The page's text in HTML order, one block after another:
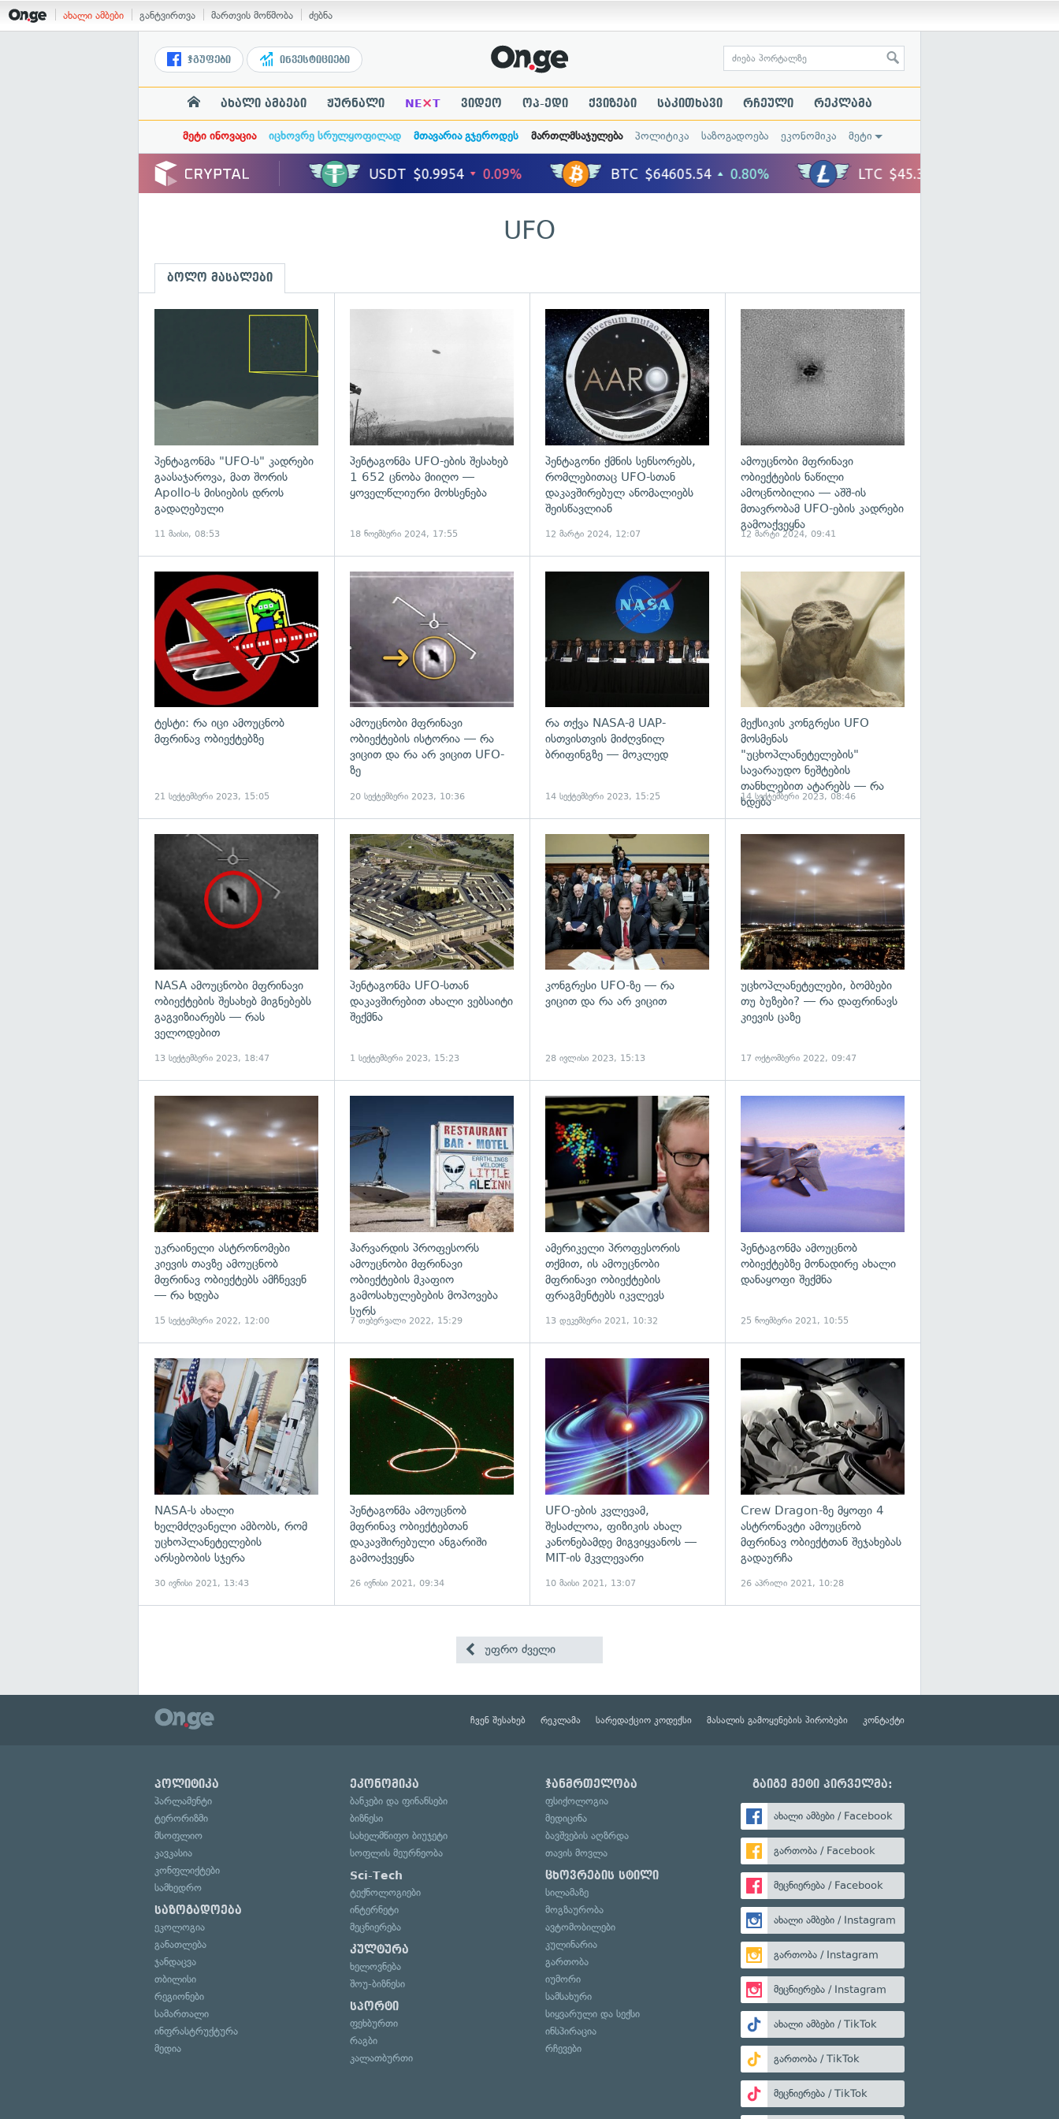
ახალი ამბები განტვირთვა მართვის მოწმობა ძებნა
ჯგუფები ინვესტიციები
ახალი ამბები ჟურნალი NE×T ვიდეო ოპ-ედი ქვიზები საკითხავი რჩეული რეკლამა
მეტი ინოვაცია იცხოვრე სრულყოფილად მთავარია გჯეროდეს მართლმსაჯულება პოლიტიკა საზოგადოება ეკონომიკა მეტი
UFO
ბოლო მასალები
პენტაგონმა "UFO-ს" კადრები
გაასაჯაროვა, მათ შორის
Apollo-ს მისიების დროს
გადაღებული
11 მაისი, 08:53
გადახედვა
პენტაგონმა UFO-ების შესახებ
1 652 ცნობა მიიღო —
ყოველწლიური მოხსენება
18 ნოემბერი 2024, 17:55
გადახედვა
პენტაგონი ქმნის სენსორებს,
რომლებითაც UFO-სთან
დაკავშირებულ ანომალიებს
შეისწავლიან
12 მარტი 2024, 12:07
ამოუცნობი მფრინავი
ობიექტების ნაწილი
ამოცნობილია — აშშ-ის
მთავრობამ UFO-ების კადრები
გამოაქვეყნა
12 მარტი 2024, 09:41
ტესტი: რა იცი ამოუცნობ
მფრინავ ობიექტებზე
21 სექტემბერი 2023, 15:05
ამოუცნობი მფრინავი
ობიექტების ისტორია — რა
ვიცით და რა არ ვიცით UFO-
ზე
20 სექტემბერი 2023, 10:36
გადახედვა
რა თქვა NASA-მ UAP-
ისთვისთვის მიძღვნილ
ბრიფინგზე — მოკლედ
14 სექტემბერი 2023, 15:25
მექსიკის კონგრესი UFO
მოსმენას
"უცხოპლანეტელების"
სავარაუდო ნეშტების
თანხლებით ატარებს — რა
ხდება
14 სექტემბერი 2023, 08:46
გადახედვა
NASA ამოუცნობი მფრინავი
ობიექტების შესახებ მიგნებებს
გაგვიზიარებს — რას
ველოდებით
13 სექტემბერი 2023, 18:47
პენტაგონმა UFO-სთან
დაკავშირებით ახალი ვებსაიტი
შექმნა
1 სექტემბერი 2023, 15:23
კონგრესი UFO-ზე — რა
ვიცით და რა არ ვიცით
28 ივლისი 2023, 15:13
უცხოპლანეტელები, ბომბები
თუ ბუზები? — რა დაფრინავს
კიევის ცაზე
17 ოქტომბერი 2022, 09:47
უკრაინელი ასტრონომები
კიევის თავზე ამოუცნობ
მფრინავ ობიექტებს ამჩნევენ
— რა ხდება
15 სექტემბერი 2022, 12:00
გადახედვა
ჰარვარდის პროფესორს
ამოუცნობი მფრინავი
ობიექტების მკაფიო
გამოსახულებების მოპოვება
სურს
7 თებერვალი 2022, 15:29
ამერიკელი პროფესორის
თქმით, ის ამოუცნობი
მფრინავი ობიექტების
ფრაგმენტებს იკვლევს
13 დეკემბერი 2021, 10:32
პენტაგონმა ამოუცნობ
ობიექტებზე მონადირე ახალი
დანაყოფი შექმნა
25 ნოემბერი 2021, 10:55
გადახედვა
NASA-ს ახალი
ხელმძღვანელი ამბობს, რომ
უცხოპლანეტელების
არსებობის სჯერა
30 ივნისი 2021, 13:43
პენტაგონმა ამოუცნობ
მფრინავ ობიექტებთან
დაკავშირებული ანგარიში
გამოაქვეყნა
26 ივნისი 2021, 09:34
გადახედვა
UFO-ების კვლევამ,
შესაძლოა, ფიზიკის ახალ
კანონებამდე მიგვიყვანოს —
MIT-ის მკვლევარი
10 მაისი 2021, 13:07
Crew Dragon-ზე მყოფი 4
ასტრონავტი ამოუცნობ
მფრინავ ობიექტთან შეჯახებას
გადაურჩა
26 აპრილი 2021, 10:28
უფრო ძველი
ჩვენ შესახებ რეკლამა სარედაქციო კოდექსი მასალის გამოყენების პირობები კონტაქტი
პოლიტიკა
პარლამენტი
ტერორიზმი
მსოფლიო
კავკასია
კონფლიქტები
სამხედრო
საზოგადოება
ეკოლოგია
განათლება
ჯანდაცვა
თბილისი
რეგიონები
სამართალი
ინფრასტრუქტურა
მედია
ეკონომიკა
ბანკები და ფინანსები
ბიზნესი
სახელმწიფო ბიუჯეტი
სოფლის მეურნეობა
Sci-Tech
ტექნოლოგიები
ინტერნეტი
მეცნიერება
კულტურა
ხელოვნება
შოუ-ბიზნესი
სპორტი
ფეხბურთი
რაგბი
კალათბურთი
ჯანმრთელობა
ფსიქოლოგია
მედიცინა
ბავშვების აღზრდა
თავის მოვლა
ცხოვრების სტილი
სილამაზე
მოგზაურობა
ავტომობილები
კულინარია
გართობა
იუმორი
სამსახური
სიყვარული და სექსი
ინსპირაცია
რჩევები
გაიგე მეტი პირველმა:
ახალი ამბები / Facebook
გართობა / Facebook
მეცნიერება / Facebook
ახალი ამბები / Instagram
გართობა / Instagram
მეცნიერება / Instagram
ახალი ამბები / TikTok
გართობა / TikTok
მეცნიერება / TikTok